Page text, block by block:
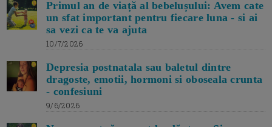
Primul an de viață al bebelușului: Avem cate
un sfat important pentru fiecare luna - si ai
sa vezi ca te va ajuta
10/7/2026
Depresia postnatala sau baletul dintre
dragoste, emotii, hormoni si oboseala crunta
- confesiuni
9/6/2026